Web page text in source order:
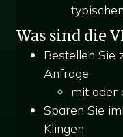
Was sind die
Bestellen Sie
Anfrage
mit oder
Sparen Sie
Klingen